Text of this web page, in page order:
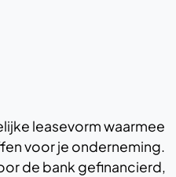
leasevorm waarmee
voor je onderneming.
de bank gefinancierd,